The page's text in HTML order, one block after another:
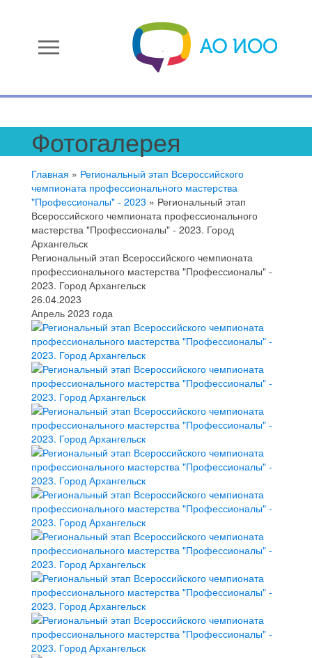
menu
Фотогалерея
Главная » Региональный этап Всероссийского
чемпионата профессионального мастерства
"Профессионалы" - 2023 » Региональный этап
Всероссийского чемпионата профессионального
мастерства "Профессионалы" - 2023. Город
Архангельск
Региональный этап Всероссийского чемпионата
профессионального мастерства "Профессионалы" -
2023. Город Архангельск
26.04.2023
Апрель 2023 года